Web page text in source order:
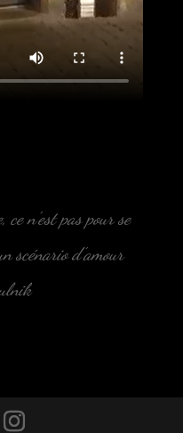
n’est pas pour se
scénario d’amour